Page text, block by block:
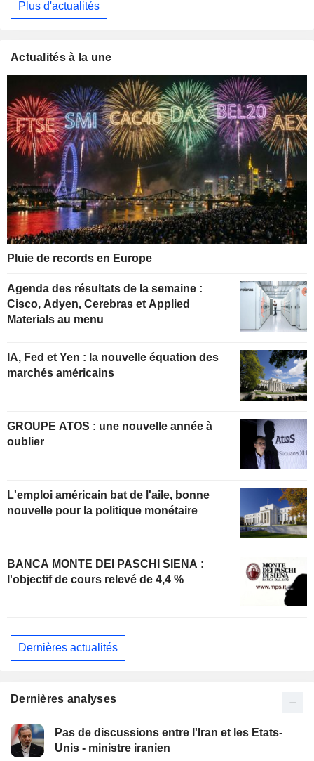
Plus d'actualités
Actualités à la une
Pluie de records en Europe
Agenda des résultats de la semaine :
Cisco, Adyen, Cerebras et Applied
Materials au menu
IA, Fed et Yen : la nouvelle équation des
marchés américains
GROUPE ATOS : une nouvelle année à
oublier
L'emploi américain bat de l'aile, bonne
nouvelle pour la politique monétaire
BANCA MONTE DEI PASCHI SIENA :
l'objectif de cours relevé de 4,4 %
Dernières actualités
Dernières analyses
Pas de discussions entre l'Iran et les Etats-
Unis - ministre iranien